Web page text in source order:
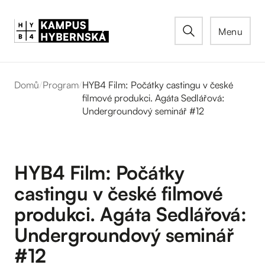
Menu
Domů/Program/HYB4 Film: Počátky castingu v české
filmové produkci. Agáta Sedlářová:
Undergroundový seminář #12
HYB4 Film: Počátky
castingu v české filmové
produkci. Agáta Sedlářová:
Undergroundový seminář
#12